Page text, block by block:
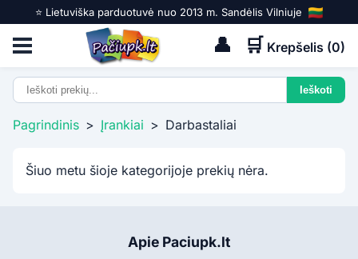
⭐️ Lietuviška parduotuvė nuo 2013 m. Sandėlis Vilniuje
👤 🛒 Krepšelis (0)
Pagrindinis > Įrankiai > Darbastaliai
Šiuo metu šioje kategorijoje prekių nėra.
Apie Paciupk.lt